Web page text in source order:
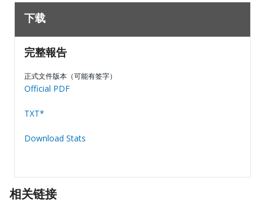
下载
完整報告
正式文件版本（可能有签字）
Official PDF
TXT*
Download Stats
相关链接